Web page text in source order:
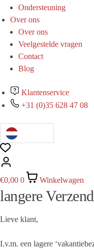
Ondersteuning
Over ons
Over ons
Veelgestelde vragen
Contact
Blog
Klantenservice
+31 (0)35 628 47 08
€0,00 0 Winkelwagen
langere
Lieve klant,
I.v.m. een lagere